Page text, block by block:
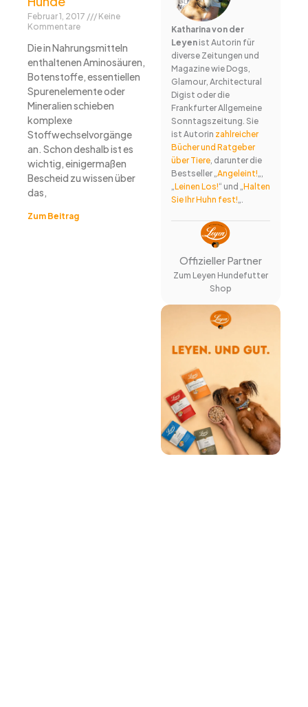
Februar 1, 2017
Keine
Kommentare
Die in Nahrungsmitteln
enthaltenen Aminosäuren,
Botenstoffe, essentiellen
Spurenelemente oder
Mineralien schieben
komplexe
Stoffwechselvorgänge
an. Schon deshalb ist es
wichtig, einigermaßen
Bescheid zu wissen über
das,
Zum Beitrag
Katharina von der
Leyenist Autorin für
diverse Zeitungen und
Magazine wie Dogs,
Glamour, Architectural
Digist oder die
Frankfurter Allgemeine
Sonntagszeitung. Sie
ist Autorin zahlreicher
Bücher und Ratgeber
über Tiere, darunter die
Bestseller „Angeleint!„,
„Leinen Los!“ und „Halten
Sie Ihr Huhn fest!„.
Offizieller Partner
Zum Leyen Hundefutter
Shop